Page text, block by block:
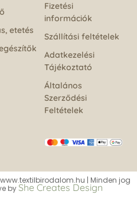
etetés
Fizetési
információk
Szállítási feltételek
Adatkezelési
Tájékoztató
Általános
Szerződési
Feltételek
| Minden jog
byShe Creates Design